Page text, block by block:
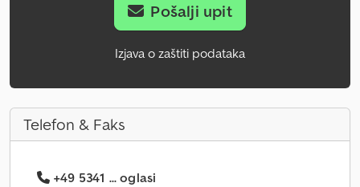
Pošalji upit
Izjava o zaštiti podataka
Telefon & Faks
+49 5341 ... oglasi